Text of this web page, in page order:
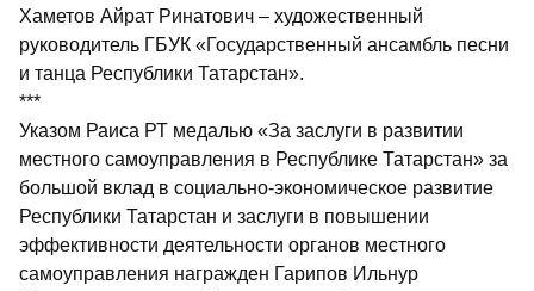
Хаметов Айрат Ринатович – художественный
руководитель ГБУК «Государственный ансамбль песни
и танца Республики Татарстан».
***
Указом Раиса РТ медалью «За заслуги в развитии
местного самоуправления в Республике Татарстан» за
большой вклад в социально-экономическое развитие
Республики Татарстан и заслуги в повышении
эффективности деятельности органов местного
самоуправления награжден Гарипов Ильнур